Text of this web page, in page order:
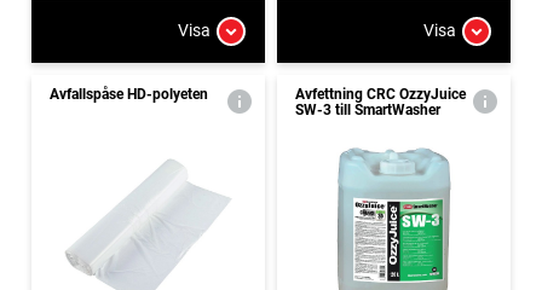
Visa Visa
Avfallspåse HD-polyeten
Avfettning CRC OzzyJuice
SW-3 till SmartWasher